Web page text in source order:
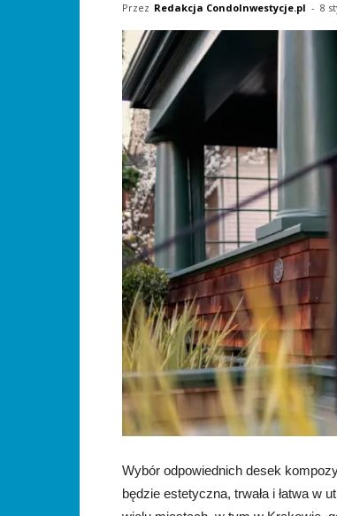
Przez Redakcja CondoInwestycje.pl - 8
Wybór odpowiednich desek
będzie estetyczna, trwała i łatwa w